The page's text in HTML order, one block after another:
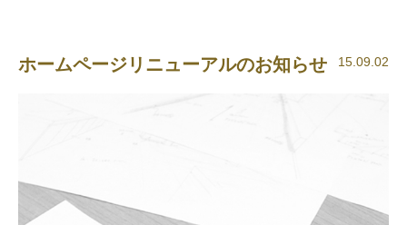
15.09.02
ホームページリニューアルのお知らせ